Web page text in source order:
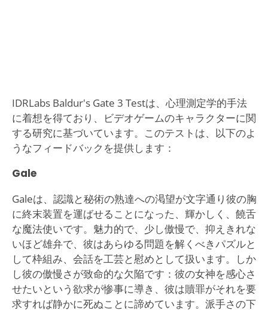
IDRLabs Baldur's Gate 3 Testは、心理測定学的手法
に着想を得ており、ビデオゲームのキャラクターに関
する研究に基づいています。このテストは、以下のよ
うなフィードバックを提供します：
Gale
Galeは、認識と秘術の熟達への渇望が文字通り彼の胸
に終末装置を運ばせることになった、輝かしく、饒舌
な魔法使いです。魅力的で、少し傲慢で、抑えきれな
いほど雄弁で、彼はあらゆる問題を解くべきパズルと
して枠組み、会話を工芸と慰めとして扱います。しか
し彼の傲慢さが致命的な欠陥です：彼の女神を感心さ
せたいという欲求が惨事に導き、彼は贖罪がそれを要
求すれば静かに死ぬことに諦めています。派手さの下